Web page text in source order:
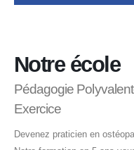
Notre école
Pédagogie
Exercice
Devenez praticien en